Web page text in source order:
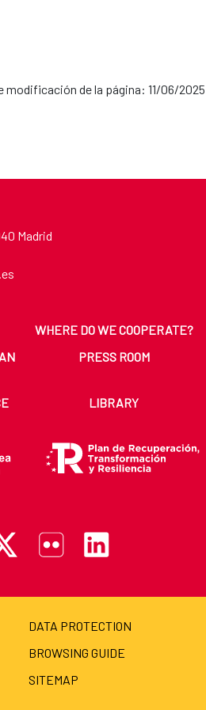
modificación de la página: 11/06/2025
Madrid
WHERE DO WE COOPERATE?
PRESS ROOM
LIBRARY
DATA PROTECTION
BROWSING GUIDE
SITEMAP